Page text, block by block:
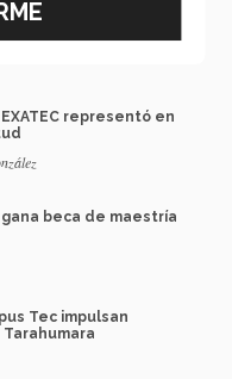
representó en
beca de maestría
Tec impulsan